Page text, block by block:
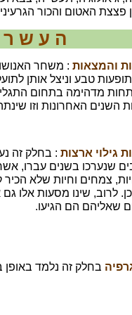
פצצת האטום והכור
ה ע ש ר
והמצאות : משחר
טבע וניצל אותן
מדהימה בתחום
השנים האחרונות וזו
גילוי ארצות : בחלק זה
שנערכו בשנים עברו,
צמחים וחיות שלא
כן. לרוב, שינו מסעות אלו
שאליהם הם הגיעו.
בחלק זה נלמד באופן